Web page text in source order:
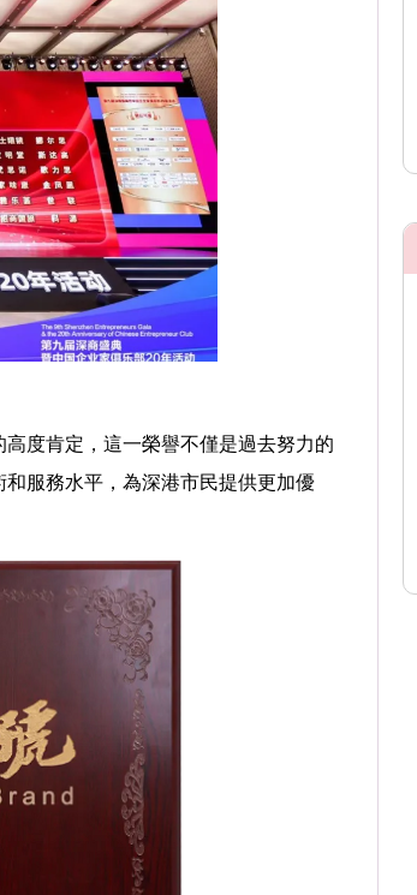
度肯定，這一榮譽不僅是過去努力的
服務水平，為深港市民提供更加優